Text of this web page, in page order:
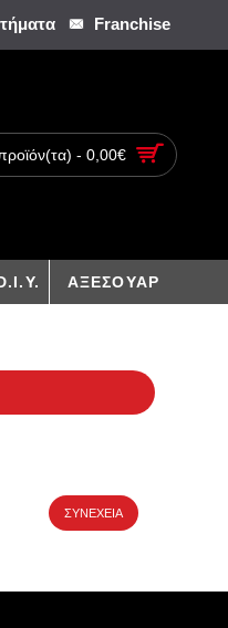
Franchise
- 0,00€
ΑΞΕΣΟΥΑΡ
ΣΥΝΈΧΕΙΑ